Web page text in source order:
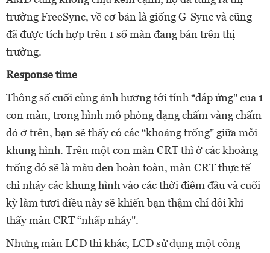
trường FreeSync, về cơ bản là giống G-Sync và cũng
đã được tích hợp trên 1 số màn đang bán trên thị
trường.
Response time
Thông số cuối cùng ảnh hưởng tới tính “đáp ứng" của 1
con màn, trong hình mô phỏng dạng chấm vàng chấm
đỏ ở trên, bạn sẽ thấy có các “khoảng trống" giữa mỗi
khung hình. Trên một con màn CRT thì ở các khoảng
trống đó sẽ là màu đen hoàn toàn, màn CRT thực tế
chỉ nháy các khung hình vào các thời điểm đầu và cuối
kỳ làm tươi điều này sẽ khiến bạn thậm chí đôi khi
thấy màn CRT “nhấp nháy".
Nhưng màn LCD thì khác, LCD sử dụng một công